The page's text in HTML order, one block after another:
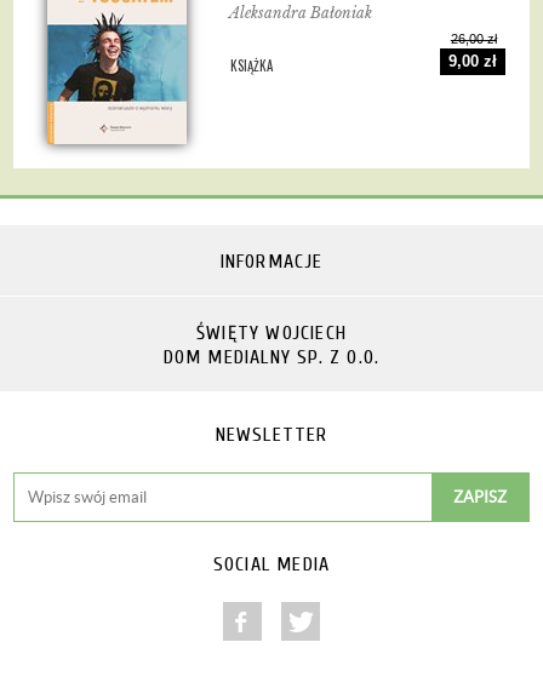
Aleksandra Bałoniak
KSIĄŻKA
26,00 zł
9,00 zł
INFORMACJE
ŚWIĘTY WOJCIECH
DOM MEDIALNY SP. Z O.O.
NEWSLETTER
SOCIAL MEDIA